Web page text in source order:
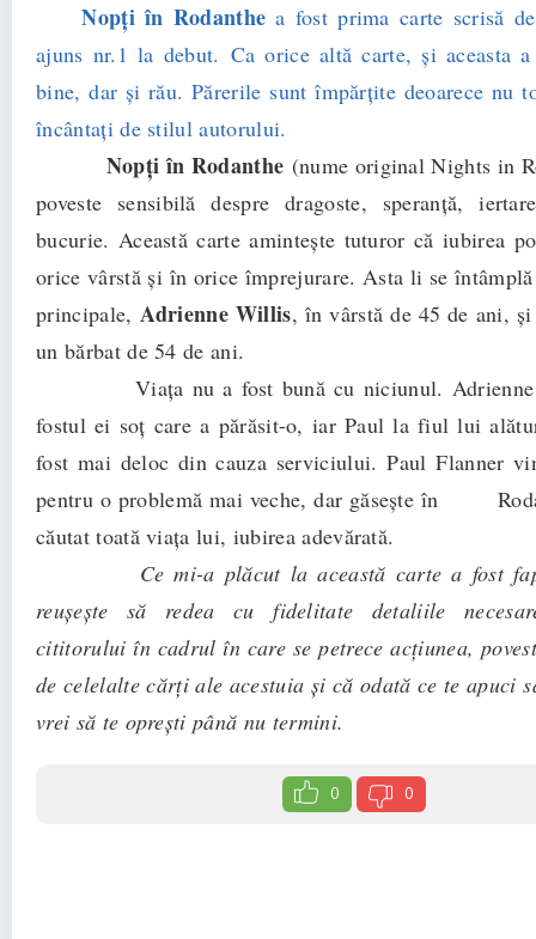
Nopți în Rodanthe a fost prima carte scrisă
ajuns nr.1 la debut. Ca orice altă carte, și aceasta
bine, dar și rău. Părerile sunt împărțite deoarece nu
încântați de stilul autorului.
Nopți în Rodanthe (nume original Nights in
poveste sensibilă despre dragoste, speranță,
bucurie. Această carte amintește tuturor că iubirea
orice vârstă și în orice împrejurare. Asta li se
principale,Adrienne Willis, în vârstă de 45 de ani,
un bărbat de 54 de ani.
Viața nu a fost bună cu niciunul. Adrienne
fostul ei soț care a părăsit-o, iar Paul la fiul lui
fost mai deloc din cauza serviciului. Paul Flanner
pentru o problemă mai veche, dar găsește în
căutat toată viața lui, iubirea adevărată.
Ce mi-a plăcut la această carte a fost
reușește să redea cu fidelitate detaliile
cititorului în cadrul în care se petrece acțiunea,
de celelalte cărți ale acestuia și că odată ce te apuci
vrei să te oprești până nu termini.
0 0